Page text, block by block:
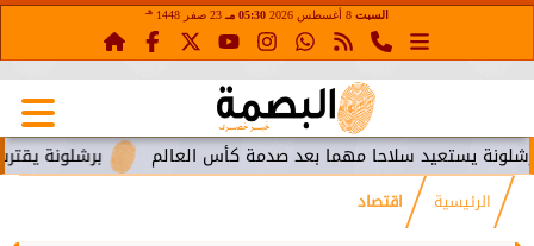
السبت 05:30 مـ 23 صفر 1448 هـ
برشلونة يقترب من سلاحا مهما بعد صدمة كأس العالم
الرئيسية اقتصاد